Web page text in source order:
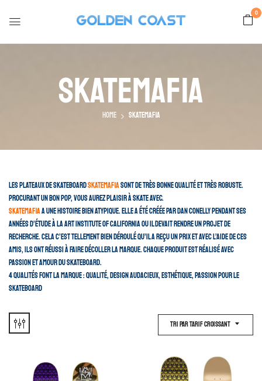
0
Skatemafia
Home Skatemafia
Les plateaux de skateboardSkatemafiasont de très bonne qualité et très robuste.
Procurant un bon pop, vous aurez plaisir à skate avec.
Skatemafiaa une histoire bien atypique. Elle a été créée par Dan Conelly pendant ses
années d’étude à la Art Institute of California ou il devait rendre un projet de
recherche. Cela c’est tellement bien déroulé qu’il a reçu un prix et avec l’aide de ces
amis, ils ont réussi à faire décoller la marque. Chaque produit est réalisé avec
passion et amour du skateboard.
4 qualités font la marque : qualité, design audacieux, esthétique, passion pour le
skateboard
Tri Par Tarif Croissant